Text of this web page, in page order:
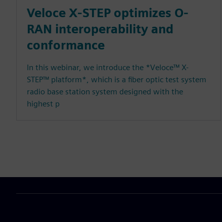
Veloce X-STEP optimizes O-
RAN interoperability and
conformance
In this webinar, we introduce the *Veloce™ X-
STEP™ platform*, which is a fiber optic test system
radio base station system designed with the
highest p